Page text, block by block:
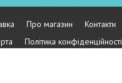
Про магазин
Контакти
Політика конфіденційності